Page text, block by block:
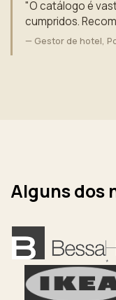
"O catálogo é
cumpridos.
— Gestor de hotel,
Alguns dos